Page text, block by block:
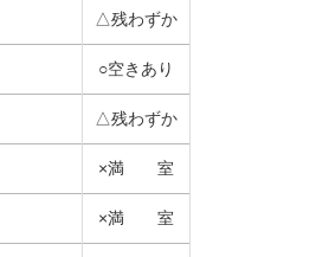
△残わずか
○空きあり
△残わずか
×満 室
×満 室